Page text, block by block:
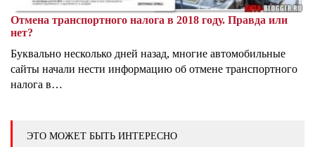
Отмена транспортного налога в 2018 году. Правда или
нет?
Буквально несколько дней назад, многие автомобильные
сайты начали нести информацию об отмене транспортного
налога в…
ЭТО МОЖЕТ БЫТЬ ИНТЕРЕСНО